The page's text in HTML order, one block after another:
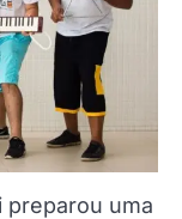
preparou uma